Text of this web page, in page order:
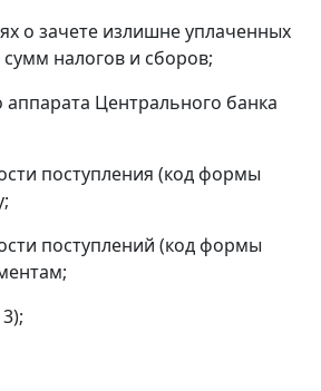
о зачете излишне уплаченных
налогов и сборов;
Центрального банка
поступления (код формы
поступлений (код формы